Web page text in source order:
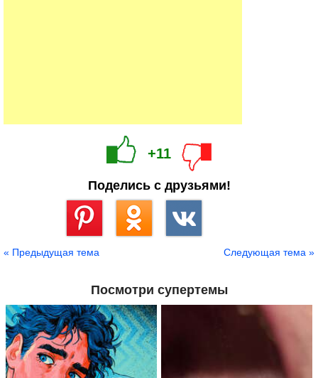
+11
Поделись с друзьями!
« Предыдущая тема Следующая тема »
Посмотри супертемы